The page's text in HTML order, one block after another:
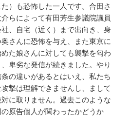
）も恐怖した一人です。合田さ
らによって有田芳生参議院議員
、自宅（近く）まで出向き、身
さんに恐怖を与え、また東京に
た娘さんに対しても襲撃を匂わ
卑劣な発信が続きました。やり
の違いがあるとはいえ、私たち
撃は理解できませんし、まして
に取りません。過去このような
原告個人が関わったかどうか